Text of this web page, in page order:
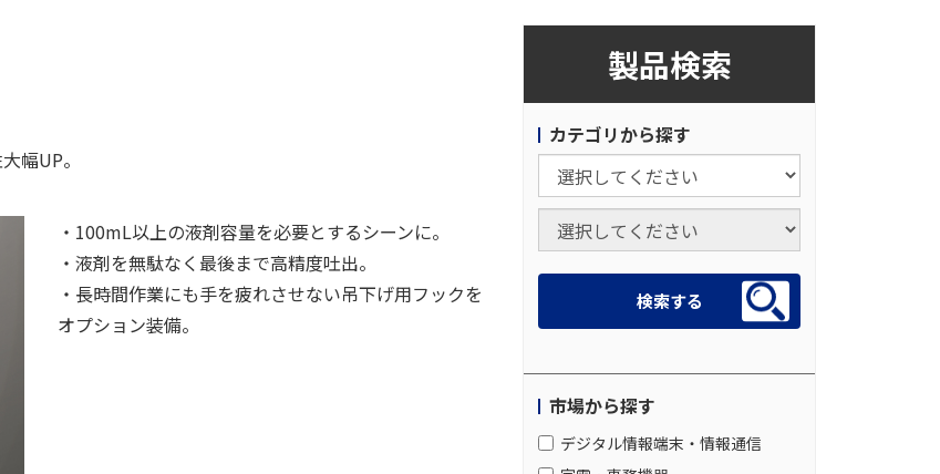
幅UP。
・100mL以上の液剤容量を必要とするシーンに。
・液剤を無駄なく最後まで高精度吐出。
・長時間作業にも手を疲れさせない吊下げ用フックを
オプション装備。
製品検索
カテゴリから探す
市場から探す
デジタル情報端末・情報通信